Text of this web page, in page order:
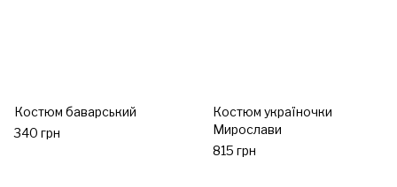
Костюм баварський
340 грн
Костюм україночки
Мирослави
815 грн